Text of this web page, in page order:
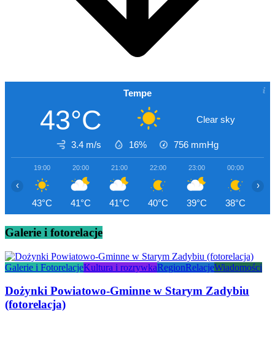
Tempe
43°C Clear sky
3.4 m/s 16% 756 mmHg
19:00
43°C
20:00
41°C
21:00
41°C
22:00
40°C
23:00
39°C
00:00
38°C
‹ ›
Galerie i fotorelacje
Galerie i FotorelacjeKultura i rozrywkaRegionRelacjeWiadomości
Dożynki Powiatowo-Gminne w Starym Zadybiu
(fotorelacja)